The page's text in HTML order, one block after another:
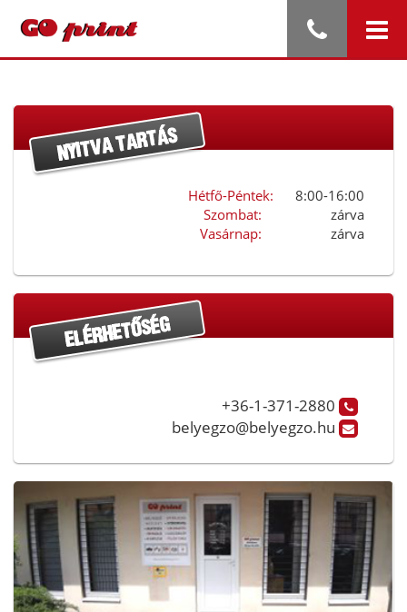
Hétfő-Péntek:
8:00-16:00
Szombat:
zárva
Vasárnap:
zárva
+36-1-371-2880
belyegzo@belyegzo.hu